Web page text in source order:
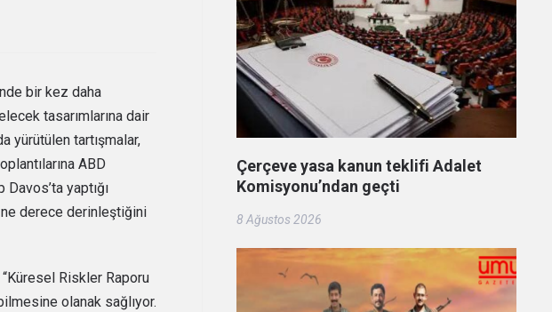
bir kez daha
tasarımlarına dair
yürütülen tartışmalar,
ABD
Davos’ta yaptığı
ne derece derinleştiğini
“Küresel Riskler Raporu
olanak sağlıyor.
Çerçeve yasa kanun teklifi Adalet
Komisyonu’ndan geçti
8 Ağustos 2026